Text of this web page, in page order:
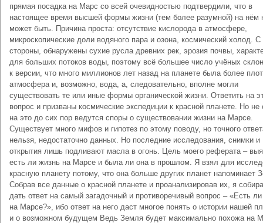
прямая посадка на Марс со всей очевидностью подтвердили, что в
настоящее время высшей формы жизни (тем более разумной) на нём
может быть. Причина проста: отсутствие кислорода в атмосфере,
микроскопические доли водяного пара и озона, космический холод. С
стороны, обнаружены сухие русла древних рек, эрозия почвы,
для больших потоков воды, поэтому всё большее число учёных
к версии, что много миллионов лет назад на планете была более
атмосфера и, возможно, вода, а, следовательно, вполне могли
существовать те или иные формы органической жизни. Ответить на
вопрос и призваны космические экспедиции к красной планете. Но не
на это до сих пор ведутся споры о существовании жизни на Марсе.
Существует много мифов и гипотез по этому поводу, но точного
нельзя, недостаточно данных. Но последние исследования, снимки и
открытия лишь подливают масла в огонь. Цель моего реферата –
есть ли жизнь на Марсе и была ли она в прошлом. Я взял для
красную планету потому, что она больше других планет напоминает
Собрав все данные о красной планете и проанализировав их, я
дать ответ на самый загадочный и противоречивый вопрос – «Есть
на Марсе?», ибо ответ на него даст многое понять о истории нашей
и о возможном будущем Ведь Земля будет максимально похожа на